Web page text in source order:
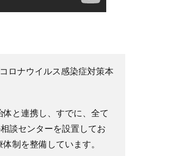
ロナウイルス感染症対策本
と連携し、すでに、全て
談センターを設置してお
制を整備しています。